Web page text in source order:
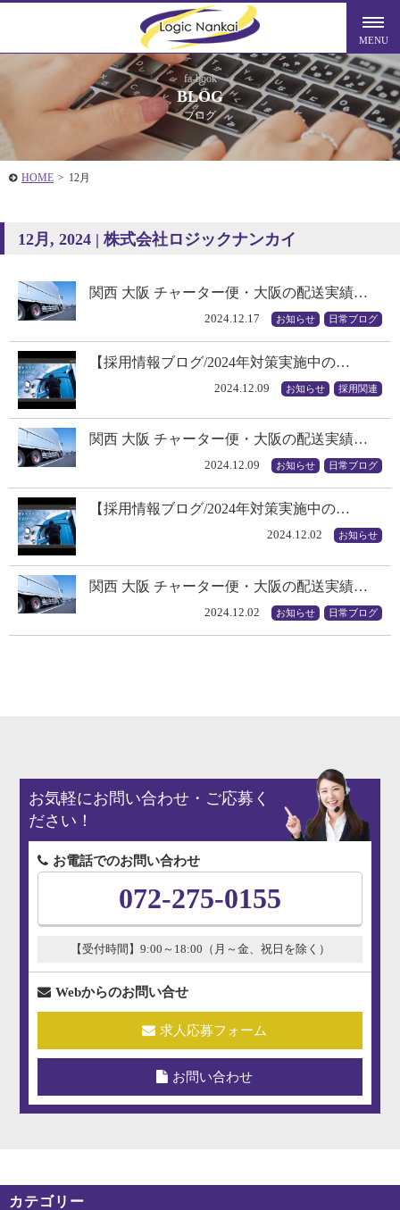
fa-book
BLOG
ブログ
HOME > 12月
12月, 2024 | 株式会社ロジックナンカイ
関西 大阪 チャーター便・大阪の配送実績…
2024.12.17 お知らせ 日常ブログ
【採用情報ブログ/2024年対策実施中の…
2024.12.09 お知らせ 採用関連
関西 大阪 チャーター便・大阪の配送実績…
2024.12.09 お知らせ 日常ブログ
【採用情報ブログ/2024年対策実施中の…
2024.12.02 お知らせ
関西 大阪 チャーター便・大阪の配送実績…
2024.12.02 お知らせ 日常ブログ
お気軽にお問い合わせ・ご応募く
ださい！
お電話でのお問い合わせ
072-275-0155
【受付時間】9:00～18:00（月～金、祝日を除く）
Webからのお問い合せ
求人応募フォーム
お問い合わせ
カテゴリー